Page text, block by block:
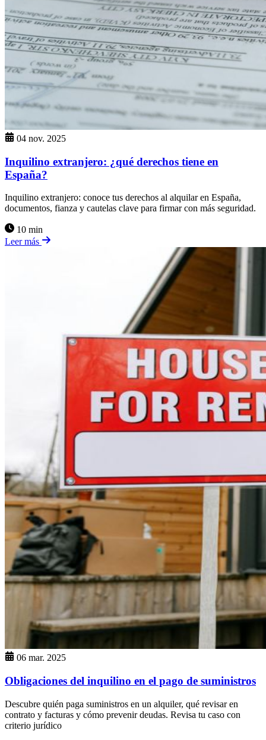
04 nov. 2025
Inquilino extranjero: ¿qué derechos tiene en
España?
Inquilino extranjero: conoce tus derechos al alquilar en España,
documentos, fianza y cautelas clave para firmar con más seguridad.
10 min
Leer más
06 mar. 2025
Obligaciones del inquilino en el pago de suministros
Descubre quién paga suministros en un alquiler, qué revisar en
contrato y facturas y cómo prevenir deudas. Revisa tu caso con
criterio jurídico